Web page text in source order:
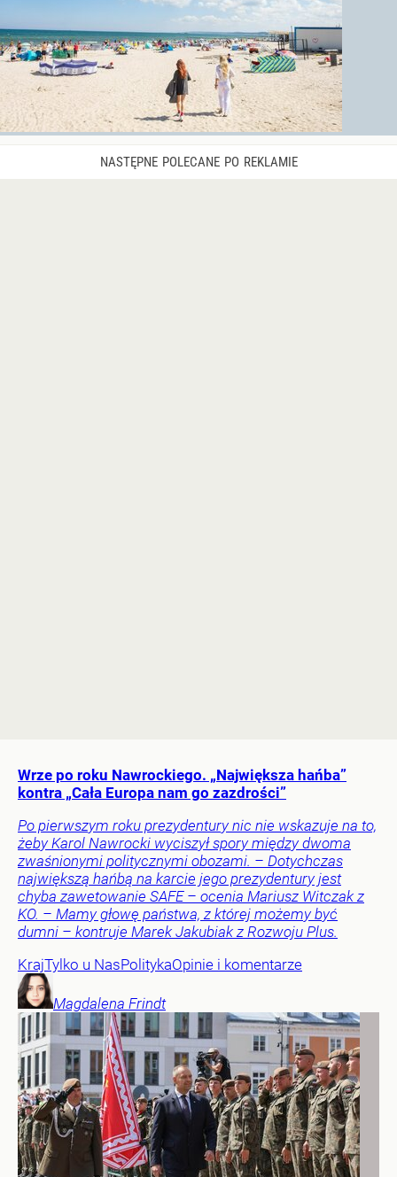
Wrze po roku Nawrockiego. „Największa hańba”
kontra „Cała Europa nam go zazdrości”
Po pierwszym roku prezydentury nic nie wskazuje na to,
żeby Karol Nawrocki wyciszył spory między dwoma
zwaśnionymi politycznymi obozami. – Dotychczas
największą hańbą na karcie jego prezydentury jest
chyba zawetowanie SAFE – ocenia Mariusz Witczak z
KO. – Mamy głowę państwa, z której możemy być
dumni – kontruje Marek Jakubiak z Rozwoju Plus.
KrajTylko u NasPolitykaOpinie i komentarze
Magdalena Frindt